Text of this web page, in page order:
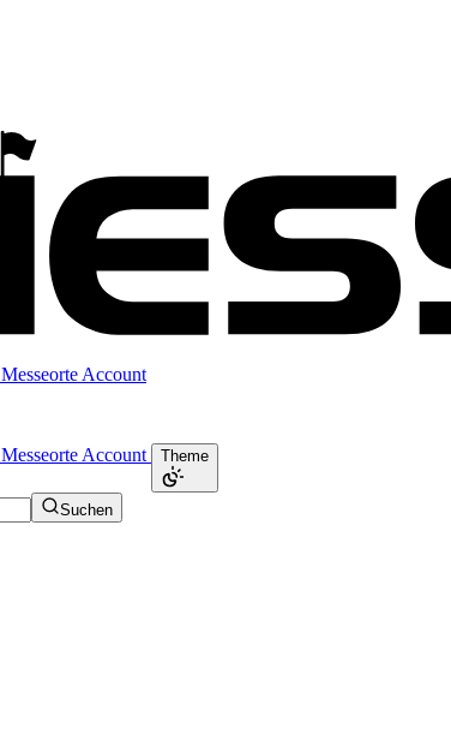
Messeorte Account
Messeorte Account Theme
Suchen